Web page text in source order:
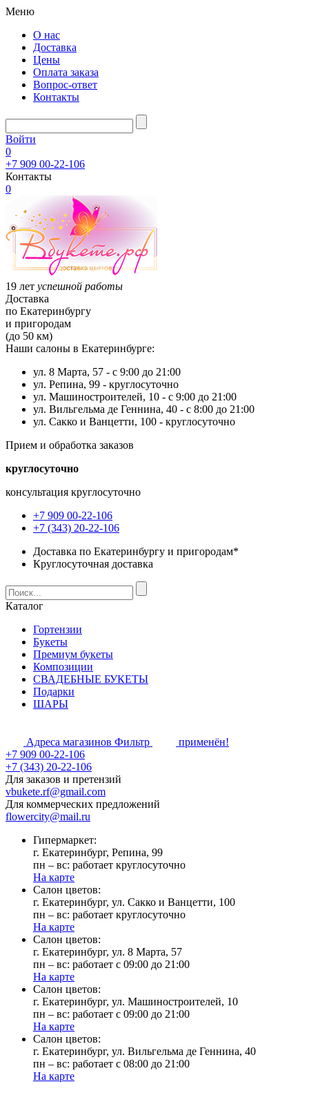
Меню
О нас
Доставка
Цены
Оплата заказа
Вопрос-ответ
Контакты
Войти
0
+7 909 00-22-106
Контакты
0
19 лет успешной работы
Доставка
по Екатеринбургу
и пригородам
(до 50 км)
Наши салоны в Екатеринбурге:
ул. 8 Марта, 57 - с 9:00 до 21:00
ул. Репина, 99 - круглосуточно
ул. Машиностроителей, 10 - с 9:00 до 21:00
ул. Вильгельма де Геннина, 40 - с 8:00 до 21:00
ул. Сакко и Ванцетти, 100 - круглосуточно
Прием и обработка заказов
круглосуточно
консультация круглосуточно
+7 909 00-22-106
+7 (343) 20-22-106
Доставка по Екатеринбургу и пригородам*
Круглосуточная доставка
Каталог
Гортензии
Букеты
Премиум букеты
Композиции
СВАДЕБНЫЕ БУКЕТЫ
Подарки
ШАРЫ
Адреса магазинов Фильтр
применён!
+7 909 00-22-106
+7 (343) 20-22-106
Для заказов и претензий
vbukete.rf@gmail.com
Для коммерческих предложений
flowercity@mail.ru
Гипермаркет:
г. Екатеринбург, Репина, 99
пн – вс: работает круглосуточно
На карте
Cалон цветов:
г. Екатеринбург, ул. Сакко и Ванцетти, 100
пн – вс: работает круглосуточно
На карте
Cалон цветов:
г. Екатеринбург, ул. 8 Марта, 57
пн – вс: работает с 09:00 до 21:00
На карте
Cалон цветов:
г. Екатеринбург, ул. Машиностроителей, 10
пн – вс: работает с 09:00 до 21:00
На карте
Cалон цветов:
г. Екатеринбург, ул. Вильгельма де Геннина, 40
пн – вс: работает с 08:00 до 21:00
На карте